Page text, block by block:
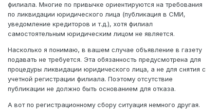
филиала. Многие по привычке ориентируются на требования
по ликвидации юридического лица (публикация в СМИ,
уведомление кредиторов и т.д.), хотя филиал
самостоятельным юридическим лицом не является.
Насколько я понимаю, в вашем случае объявление в газету
подавать не требуется. Эта обязанность предусмотрена для
процедуры ликвидации юридического лица, а не для снятия с
учетной регистрации филиала. Поэтому отсутствие
публикации не должно быть основанием для отказа.
А вот по регистрационному сбору ситуация немного другая.